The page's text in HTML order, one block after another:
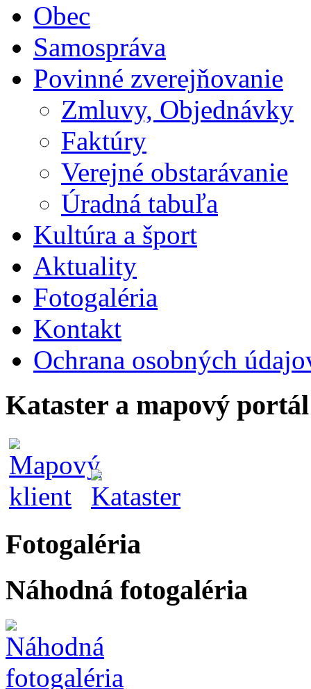
Obec
Samospráva
Povinné zverejňovanie
Zmluvy, Objednávky
Faktúry
Verejné obstarávanie
Úradná tabuľa
Kultúra a šport
Aktuality
Fotogaléria
Kontakt
Ochrana osobných
Kataster a mapový portál
Fotogaléria
Náhodná fotogaléria